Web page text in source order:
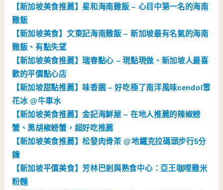
【新加坡美食推薦】星和海南雞飯 – 心目中第一名的海南
雞飯
【新加坡美食】文東記海南雞飯 – 新加坡最有名氣的海南
雞飯、有點失望
【新加坡美食推薦】瑞春點心 – 現點現做、新加坡人最喜
歡的平價點心店
【新加坡甜點推薦】味香園 – 好吃極了南洋風味cendol雪
花冰 @牛車水
【新加坡美食推薦】金記海鮮屋 – 在地人推薦的辣椒螃
蟹、黑胡椒螃蟹，超好吃推薦
【新加坡美食推薦】松發肉骨茶 @地鐵克拉碼頭步行5分
鐘
【新加坡平價美食】芳林巴剎與熟食中心：亞王咖哩雞米
粉麵